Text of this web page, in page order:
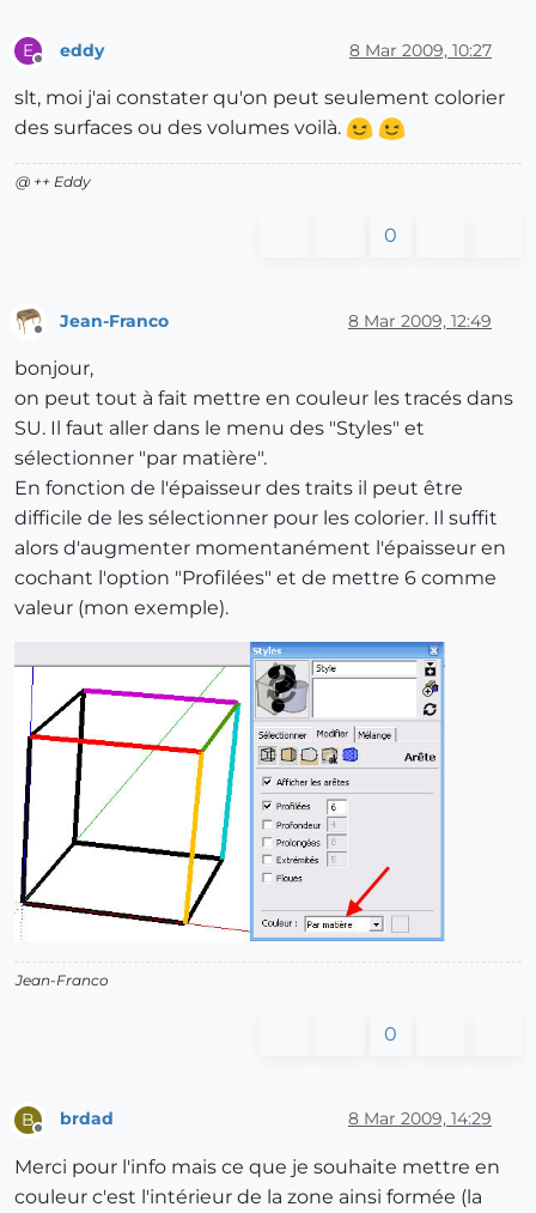
E eddy 8 Mar 2009, 10:27
slt, moi j'ai constater qu'on peut seulement colorier
des surfaces ou des volumes voilà.
@ ++ Eddy
0
Jean-Franco 8 Mar 2009, 12:49
bonjour,
on peut tout à fait mettre en couleur les tracés dans
SU. Il faut aller dans le menu des "Styles" et
sélectionner "par matière".
En fonction de l'épaisseur des traits il peut être
difficile de les sélectionner pour les colorier. Il suffit
alors d'augmenter momentanément l'épaisseur en
cochant l'option "Profilées" et de mettre 6 comme
valeur (mon exemple).
Jean-Franco
0
B brdad 8 Mar 2009, 14:29
Merci pour l'info mais ce que je souhaite mettre en
couleur c'est l'intérieur de la zone ainsi formée (la